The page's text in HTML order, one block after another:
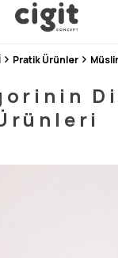
5 ÜZERİNDEN 4.8
MUTLU MÜŞTERİ ❤️ 10
Pratik Ürünler